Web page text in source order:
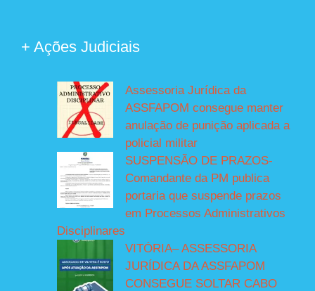
+ Ações Judiciais
Assessoria Jurídica da
ASSFAPOM consegue manter
anulação de punição aplicada a
policial militar
SUSPENSÃO DE PRAZOS-
Comandante da PM publica
portaria que suspende prazos
em Processos Administrativos
Disciplinares
VITÓRIA– ASSESSORIA
JURÍDICA DA ASSFAPOM
CONSEGUE SOLTAR CABO